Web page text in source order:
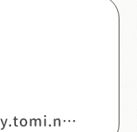
kenko-suishin@city.tomi.nagano.jp